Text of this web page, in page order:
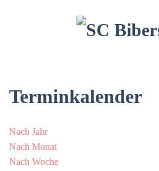
Terminkalender
Nach Jahr
Nach Monat
Nach Woche